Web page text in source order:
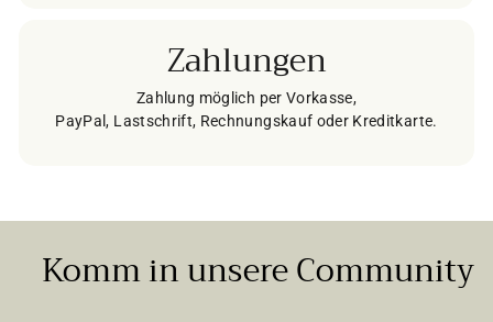
Zahlungen
Zahlung möglich per Vorkasse,
PayPal, Lastschrift, Rechnungskauf oder Kreditkarte.
Komm in unsere Community